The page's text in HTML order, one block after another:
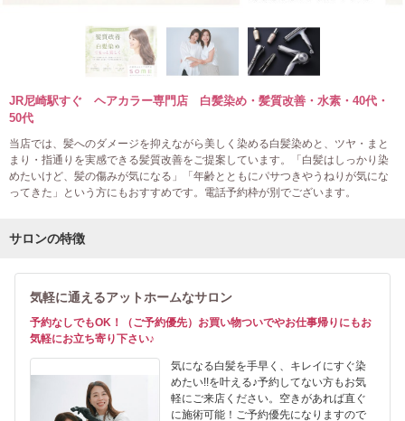
JR尼崎駅すぐ ヘアカラー専門店 白髪染め・髪質改善・水素・40代・
50代
当店では、髪へのダメージを抑えながら美しく染める白髪染めと、ツヤ・まと
まり・指通りを実感できる髪質改善をご提案しています。「白髪はしっかり染
めたいけど、髪の傷みが気になる」「年齢とともにパサつきやうねりが気にな
ってきた」という方にもおすすめです。電話予約枠が別でございます。
サロンの特徴
気軽に通えるアットホームなサロン
予約なしでもOK！（ご予約優先）お買い物ついでやお仕事帰りにもお
気軽にお立ち寄り下さい♪
気になる白髪を手早く、キレイにすぐ染
めたい!!を叶える♪予約してない方もお気
軽にご来店ください。空きがあれば直ぐ
に施術可能！ご予約優先になりますので